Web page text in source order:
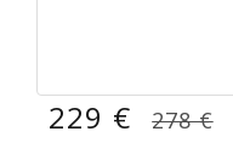
229 € 278 €